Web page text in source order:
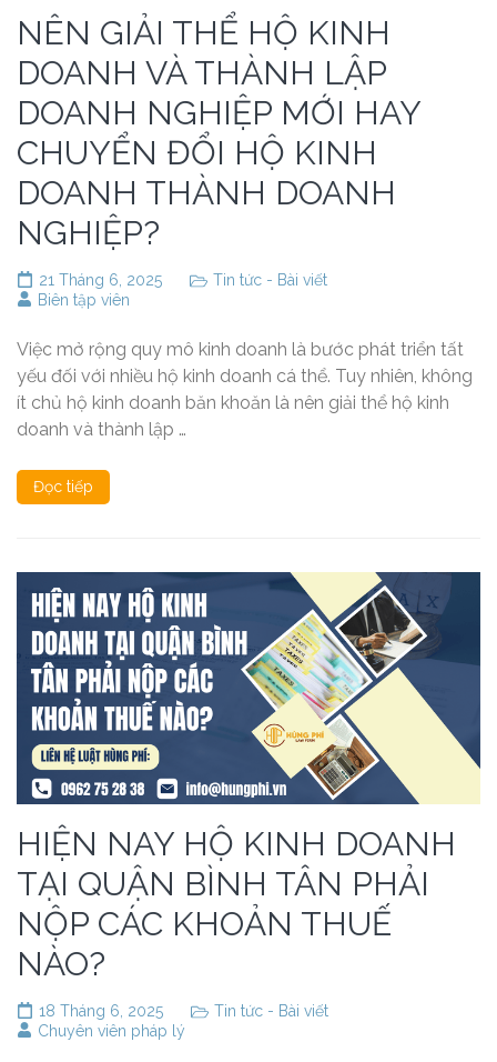
NÊN GIẢI THỂ HỘ KINH
DOANH VÀ THÀNH LẬP
DOANH NGHIỆP MỚI HAY
CHUYỂN ĐỔI HỘ KINH
DOANH THÀNH DOANH
NGHIỆP?
21 Tháng 6, 2025
Tin tức - Bài viết
Biên tập viên
Việc mở rộng quy mô kinh doanh là bước phát triển tất
yếu đối với nhiều hộ kinh doanh cá thể. Tuy nhiên, không
ít chủ hộ kinh doanh băn khoăn là nên giải thể hộ kinh
doanh và thành lập …
Đọc tiếp
HIỆN NAY HỘ KINH DOANH
TẠI QUẬN BÌNH TÂN PHẢI
NỘP CÁC KHOẢN THUẾ
NÀO?
18 Tháng 6, 2025
Tin tức - Bài viết
Chuyên viên pháp lý